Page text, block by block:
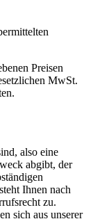
Preisen
MwSt.
also eine
abgibt, der
Ihnen nach
zu.
sich aus unserer